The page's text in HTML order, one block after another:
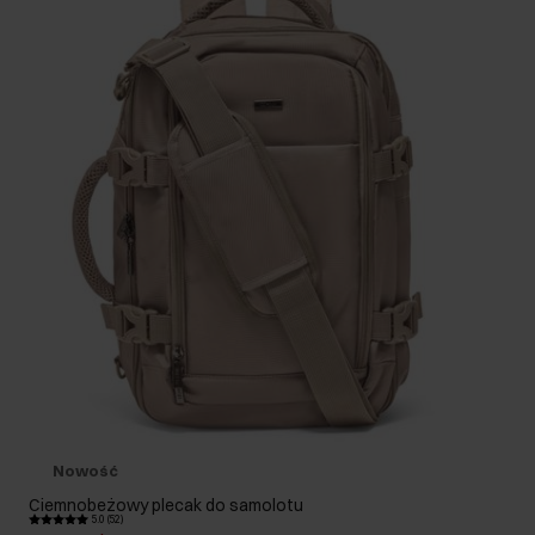
Nowość
Ciemnobeżowy plecak do samolotu
5.0 (52)